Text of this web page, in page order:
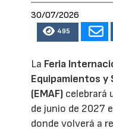
30/07/2026
495
La Feria
Equipamientos y
(EMAF) celebrará
de junio de 2027
donde volverá a